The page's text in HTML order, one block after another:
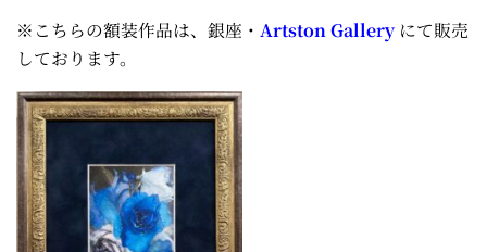
※こちらの額装作品は、銀座・ Artston Gallery にて販売
しております。